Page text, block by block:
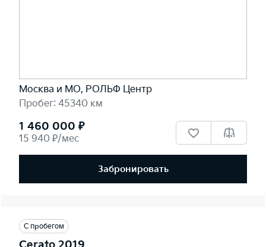
Москва и МО, РОЛЬФ Центр
Пробег: 45340 км
1 460 000 ₽
15 940 ₽/мес
Забронировать
С пробегом